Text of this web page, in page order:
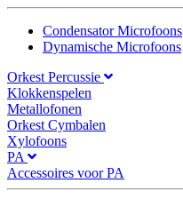
Condensator Microfoons
Dynamische Microfoons
Orkest Percussie
Klokkenspelen
Metallofonen
Orkest Cymbalen
Xylofoons
PA
Accessoires voor PA